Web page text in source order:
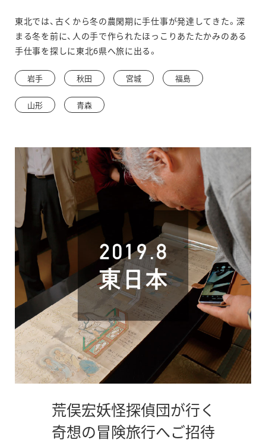
東北では、古くから冬の農閑期に手仕事が発達してきた。深
まる冬を前に、人の手で作られたほっこりあたたかみのある
手仕事を探しに東北6県へ旅に出る。
岩手 秋田 宮城 福島
山形 青森
荒俣宏妖怪探偵団が行く
奇想の冒険旅行へご招待